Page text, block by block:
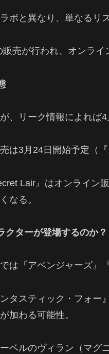
ボと異なり、単なるリ
売が行われ、オンライ
、リーク情報によれば
は3月24日開始予定（
Lair』はオンライン
なる。
クターが登場するのか？
は『アベンジャーズ』
タスティック・フォー
加わる可能性。
ベルのヴィラン（マグ